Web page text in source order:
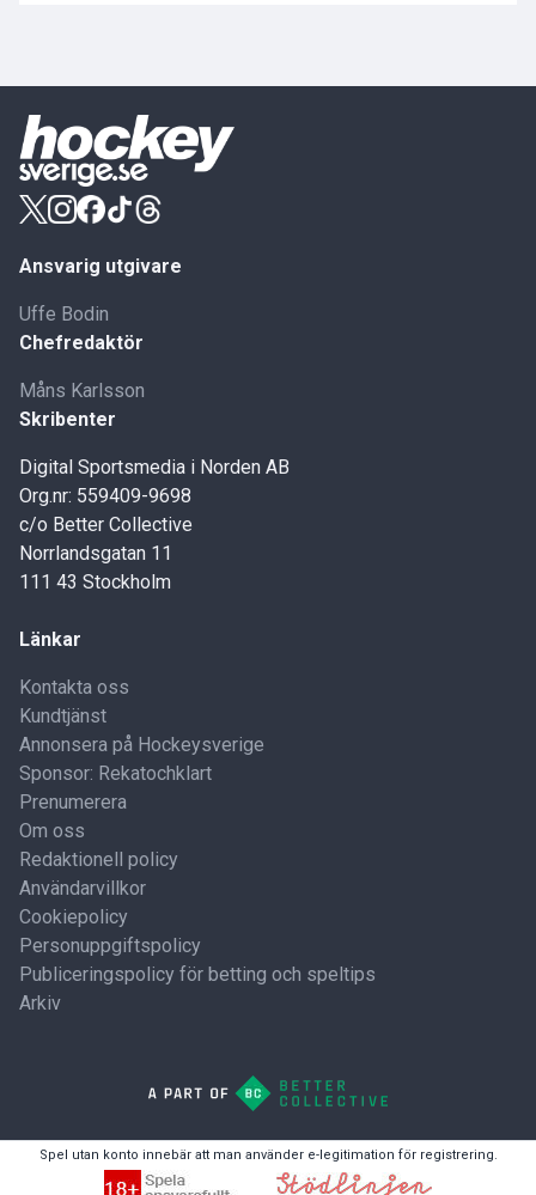
Ansvarig utgivare
Uffe Bodin
Chefredaktör
Måns Karlsson
Skribenter
Digital Sportsmedia i Norden AB
Org.nr: 559409-9698
c/o Better Collective
Norrlandsgatan 11
111 43 Stockholm
Länkar
Kontakta oss
Kundtjänst
Annonsera på Hockeysverige
Sponsor: Rekatochklart
Prenumerera
Om oss
Redaktionell policy
Användarvillkor
Cookiepolicy
Personuppgiftspolicy
Publiceringspolicy för betting och speltips
Arkiv
Spel utan konto innebär att man använder e-legitimation för registrering.